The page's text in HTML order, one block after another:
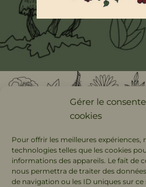
Gérer le
cookies
Pour offrir les meilleures expériences,
technologies telles que les cookies
informations des appareils. Le fait de
nous permettra de traiter des
de navigation ou les ID uniques sur ce
Suivez moi
réseaux